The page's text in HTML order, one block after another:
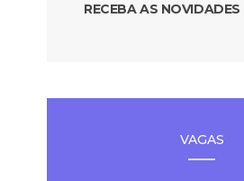
RECEBA AS
VAGAS